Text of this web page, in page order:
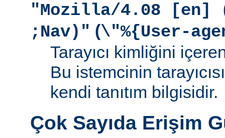
"Mozilla/4.08 [en]
;Nav)" (\"%{User-
Tarayıcı kimliğini
Bu istemcinin
kendi tanıtım bilgisidir.
Çok Sayıda Erişim